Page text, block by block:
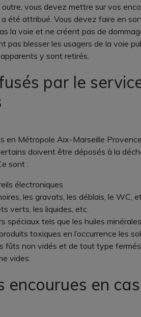
vous devez mettre sur vos
été attribué. Vous devez faire en
la voie et ne créent pas de
pas blesser les usagers de la voie
y sont retirés.
par le
en Métropole Aix-Marseille
doivent être déposés à la
sont :
électroniques
les gravats, les déblais, le WC,
verts, les liquides, etc.
spéciaux tels que les huiles
toxiques en l’occurrence les
fûts non vidés et de tout type
vides.
encourues en